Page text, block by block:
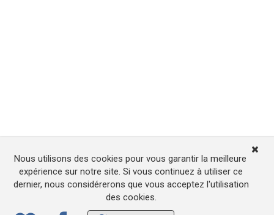
Nous utilisons des cookies pour vous garantir la meilleure
expérience sur notre site. Si vous continuez à utiliser ce
dernier, nous considérerons que vous acceptez l'utilisation
des cookies.